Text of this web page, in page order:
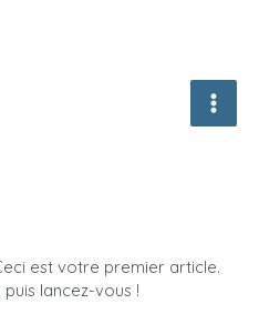
est votre premier article.
lancez-vous !